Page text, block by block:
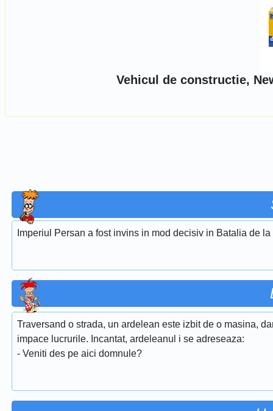
Vehicul de constructie,
Imperiul Persan a fost invins in mod decisiv in Batalia de
Traversand o strada, un ardelean este izbit de o masina,
impace lucrurile. Incantat, ardeleanul i se adreseaza:
- Veniti des pe aici domnule?